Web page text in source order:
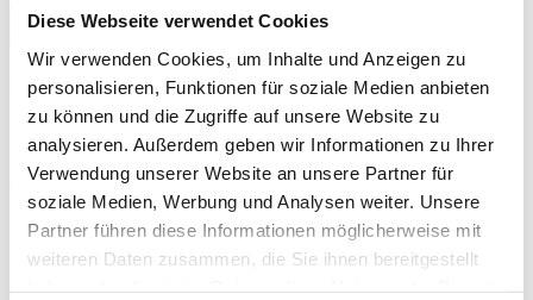
Diese Webseite verwendet Cookies
Wir verwenden Cookies, um Inhalte und Anzeigen zu
personalisieren, Funktionen für soziale Medien anbieten
zu können und die Zugriffe auf unsere Website zu
analysieren. Außerdem geben wir Informationen zu Ihrer
Verwendung unserer Website an unsere Partner für
soziale Medien, Werbung und Analysen weiter. Unsere
Partner führen diese Informationen möglicherweise mit
weiteren Daten zusammen, die Sie ihnen bereitgestellt
Dauer:
Anforderungen:
Technisches Verständnis
Handwerkliches Geschick
Gutes räumliches Vorstellungsvermögen